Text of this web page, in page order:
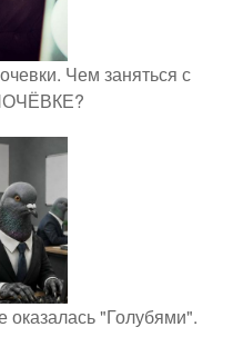
Чем заняться с
"Голубями".